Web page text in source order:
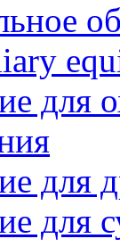
для
для
для